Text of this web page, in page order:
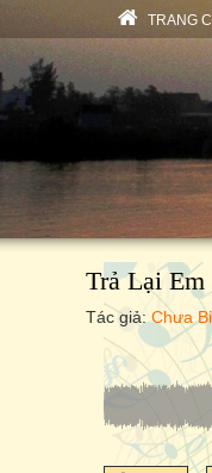
TRANG
Trả Lại Em
Tác giả: Chưa